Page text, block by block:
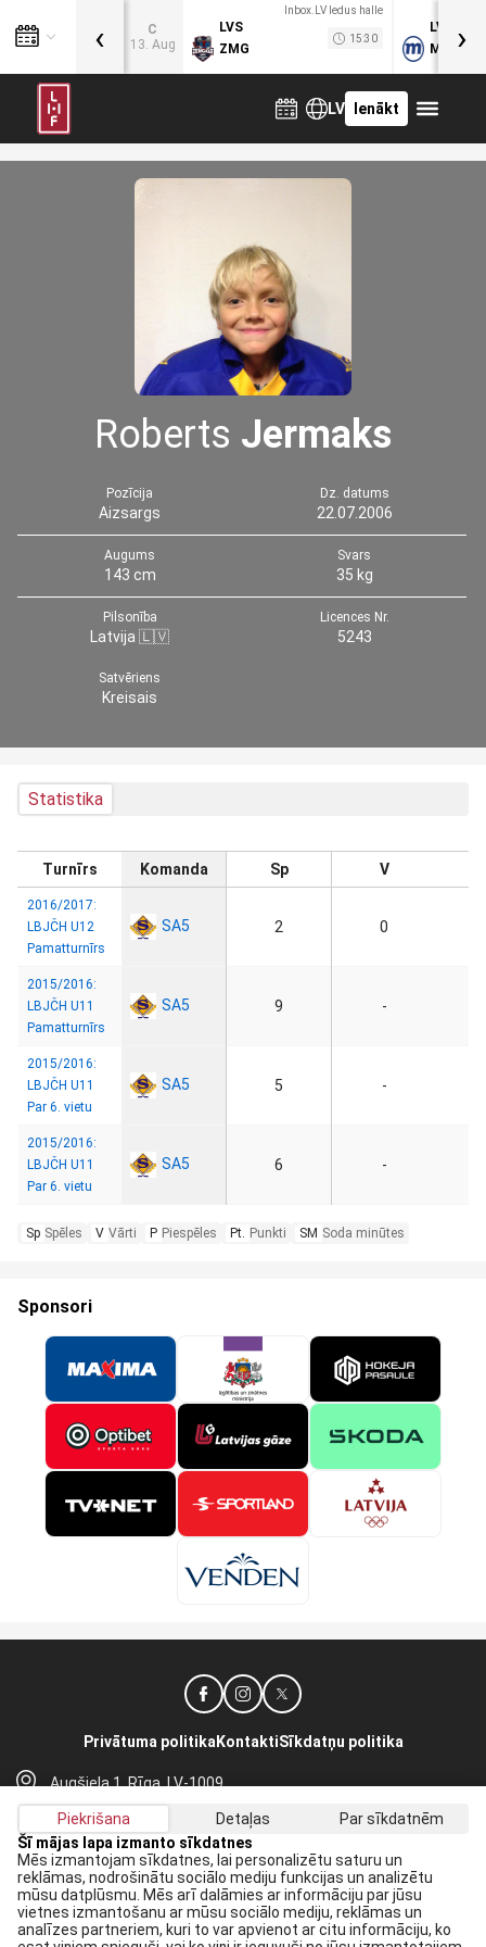
C
13. Aug
Inbox.LV ledus halle
LVS
ZMG
15:30
LVB
MOG
‹ ›
LV Ienākt
Roberts Jermaks
Pozīcija
Aizsargs
Dz. datums
22.07.2006
Augums
143 cm
Svars
35 kg
Pilsonība
Latvija 🇱🇻
Licences Nr.
5243
Satvēriens
Kreisais
Statistika
Turnīrs Komanda Sp V
2016/2017:
LBJČH U12
Pamatturnīrs
SA5 2 0
2015/2016:
LBJČH U11
Pamatturnīrs
SA5 9 -
2015/2016:
LBJČH U11
Par 6. vietu
SA5 5 -
2015/2016:
LBJČH U11
Par 6. vietu
SA5 6 -
Sp Spēles V Vārti P Piespēles Pt. Punkti SM Soda minūtes
Sponsori
Augšiela 1, Rīga, LV-1009
lhf@lhf.lv
+371 67565614
Privātuma politika KontaktiSīkdatņu politika
Saņem jaunākās ziņas savā E-pastā:
Pieteikties
Piekrišana Detaļas
Par sīkdatnēm
Šī mājas lapa izmanto sīkdatnes
Mēs izmantojam sīkdatnes, lai personalizētu saturu un
reklāmas, nodrošinātu sociālo mediju funkcijas un analizētu
mūsu datplūsmu. Mēs arī dalāmies ar informāciju par jūsu
vietnes izmantošanu ar mūsu sociālo mediju, reklāmas un
analīzes partneriem, kuri to var apvienot ar citu informāciju, ko